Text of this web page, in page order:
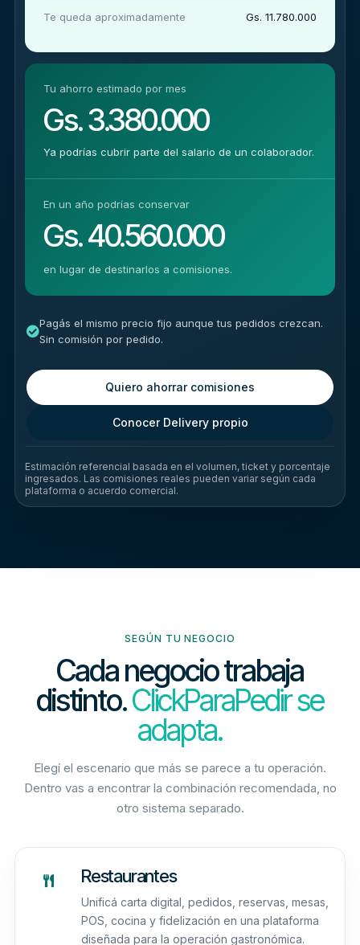
Te queda aproximadamente Gs. 11.780.000
Tu ahorro estimado por mes
Gs. 3.380.000
Ya podrías cubrir parte del salario de un colaborador.
En un año podrías conservar
Gs. 40.560.000
en lugar de destinarlos a comisiones.
Pagás el mismo precio fijo aunque tus pedidos crezcan.
Sin comisión por pedido.
Quiero ahorrar comisiones
Conocer Delivery propio
Estimación referencial basada en el volumen, ticket y porcentaje
ingresados. Las comisiones reales pueden variar según cada
plataforma o acuerdo comercial.
SEGÚN TU NEGOCIO
Cada negocio trabaja
distinto.ClickParaPedir se
adapta.
Elegí el escenario que más se parece a tu operación.
Dentro vas a encontrar la combinación recomendada, no
otro sistema separado.
Restaurantes
Unificá carta digital, pedidos, reservas, mesas,
POS, cocina y fidelización en una plataforma
diseñada para la operación gastronómica.